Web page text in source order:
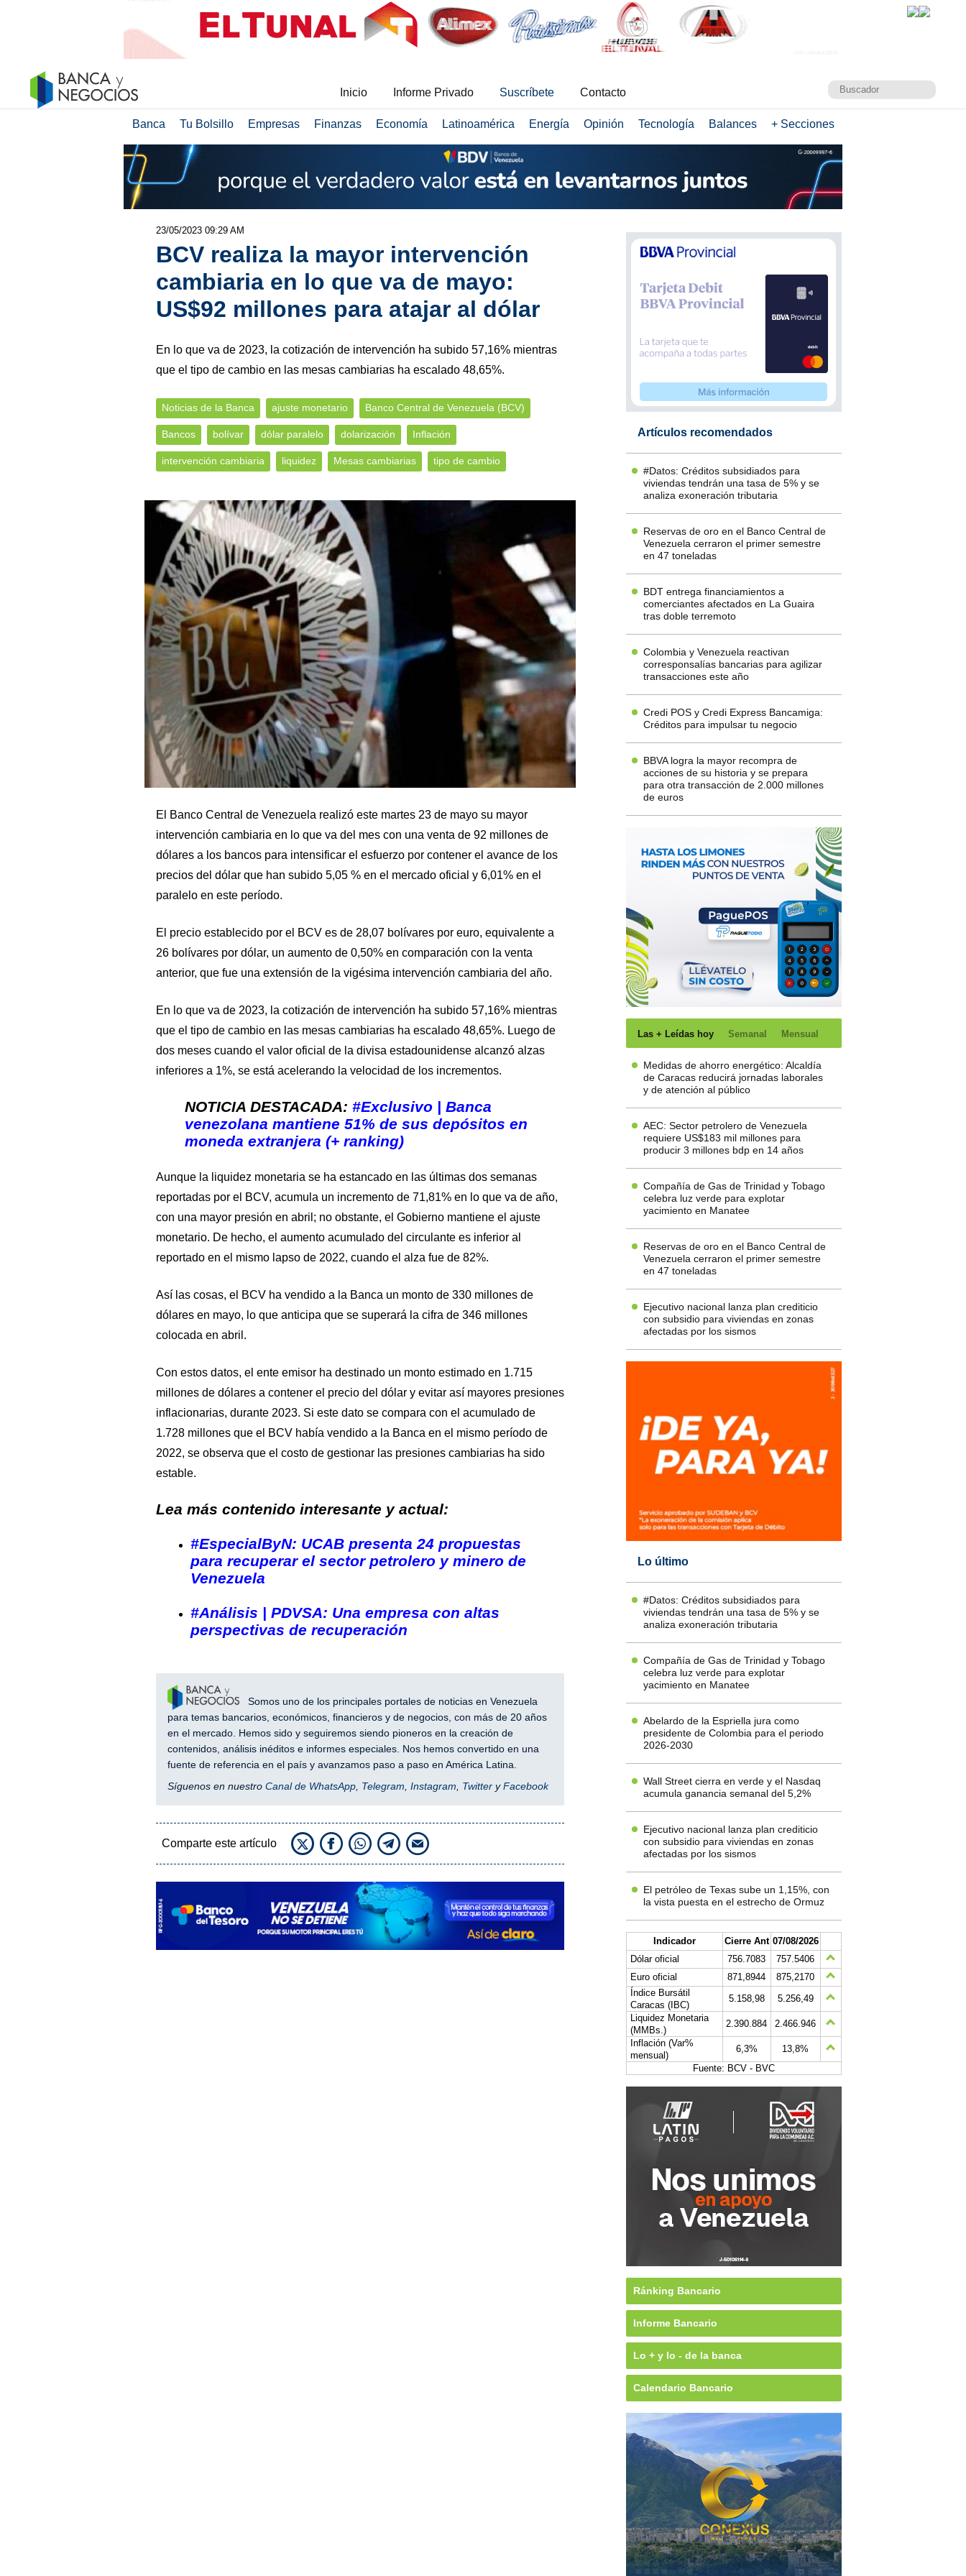
Inicio Informe Privado Suscríbete Contacto
Banca Tu Bolsillo Empresas Finanzas Economía Latinoamérica Energía Opinión Tecnología Balances + Secciones
23/05/2023 09:29 AM
BCV realiza la mayor intervención
cambiaria en lo que va de mayo:
US$92 millones para atajar al dólar
En lo que va de 2023, la cotización de intervención ha subido 57,16% mientras
que el tipo de cambio en las mesas cambiarias ha escalado 48,65%.
Noticias de la Banca ajuste monetario Banco Central de Venezuela (BCV)
Bancos bolívar dólar paralelo dolarización Inflación
intervención cambiaria liquidez Mesas cambiarias tipo de cambio
El Banco Central de Venezuela realizó este martes 23 de mayo su mayor
intervención cambiaria en lo que va del mes con una venta de 92 millones de
dólares a los bancos para intensificar el esfuerzo por contener el avance de los
precios del dólar que han subido 5,05 % en el mercado oficial y 6,01% en el
paralelo en este período.
El precio establecido por el BCV es de 28,07 bolívares por euro, equivalente a
26 bolívares por dólar, un aumento de 0,50% en comparación con la venta
anterior, que fue una extensión de la vigésima intervención cambiaria del año.
En lo que va de 2023, la cotización de intervención ha subido 57,16% mientras
que el tipo de cambio en las mesas cambiarias ha escalado 48,65%. Luego de
dos meses cuando el valor oficial de la divisa estadounidense alcanzó alzas
inferiores a 1%, se está acelerando la velocidad de los incrementos.
NOTICIA DESTACADA: #Exclusivo | Banca
venezolana mantiene 51% de sus depósitos en
moneda extranjera (+ ranking)
Aunque la liquidez monetaria se ha estancado en las últimas dos semanas
reportadas por el BCV, acumula un incremento de 71,81% en lo que va de año,
con una mayor presión en abril; no obstante, el Gobierno mantiene el ajuste
monetario. De hecho, el aumento acumulado del circulante es inferior al
reportado en el mismo lapso de 2022, cuando el alza fue de 82%.
Así las cosas, el BCV ha vendido a la Banca un monto de 330 millones de
dólares en mayo, lo que anticipa que se superará la cifra de 346 millones
colocada en abril.
Con estos datos, el ente emisor ha destinado un monto estimado en 1.715
millones de dólares a contener el precio del dólar y evitar así mayores presiones
inflacionarias, durante 2023. Si este dato se compara con el acumulado de
1.728 millones que el BCV había vendido a la Banca en el mismo período de
2022, se observa que el costo de gestionar las presiones cambiarias ha sido
estable.
Lea más contenido interesante y actual:
#EspecialByN: UCAB presenta 24 propuestas
para recuperar el sector petrolero y minero de
Venezuela
#Análisis | PDVSA: Una empresa con altas
perspectivas de recuperación
Somos uno de los principales portales de noticias en Venezuela
para temas bancarios, económicos, financieros y de negocios, con más de 20 años
en el mercado. Hemos sido y seguiremos siendo pioneros en la creación de
contenidos, análisis inéditos e informes especiales. Nos hemos convertido en una
fuente de referencia en el país y avanzamos paso a paso en América Latina.
Síguenos en nuestro Canal de WhatsApp, Telegram, Instagram, TwitteryFacebook
Comparte este artículo
Artículos recomendados
#Datos: Créditos subsidiados para
viviendas tendrán una tasa de 5% y se
analiza exoneración tributaria
Reservas de oro en el Banco Central de
Venezuela cerraron el primer semestre
en 47 toneladas
BDT entrega financiamientos a
comerciantes afectados en La Guaira
tras doble terremoto
Colombia y Venezuela reactivan
corresponsalías bancarias para agilizar
transacciones este año
Credi POS y Credi Express Bancamiga:
Créditos para impulsar tu negocio
BBVA logra la mayor recompra de
acciones de su historia y se prepara
para otra transacción de 2.000 millones
de euros
Las + Leídas hoy Semanal Mensual
Medidas de ahorro energético: Alcaldía
de Caracas reducirá jornadas laborales
y de atención al público
AEC: Sector petrolero de Venezuela
requiere US$183 mil millones para
producir 3 millones bdp en 14 años
Compañía de Gas de Trinidad y Tobago
celebra luz verde para explotar
yacimiento en Manatee
Reservas de oro en el Banco Central de
Venezuela cerraron el primer semestre
en 47 toneladas
Ejecutivo nacional lanza plan crediticio
con subsidio para viviendas en zonas
afectadas por los sismos
Lo último
#Datos: Créditos subsidiados para
viviendas tendrán una tasa de 5% y se
analiza exoneración tributaria
Compañía de Gas de Trinidad y Tobago
celebra luz verde para explotar
yacimiento en Manatee
Abelardo de la Espriella jura como
presidente de Colombia para el periodo
2026-2030
Wall Street cierra en verde y el Nasdaq
acumula ganancia semanal del 5,2%
Ejecutivo nacional lanza plan crediticio
con subsidio para viviendas en zonas
afectadas por los sismos
El petróleo de Texas sube un 1,15%, con
la vista puesta en el estrecho de Ormuz
Indicador Cierre Ant 07/08/2026
Dólar oficial
756.7083
757.5406
Euro oficial
871,8944
875,2170
Índice Bursátil
Caracas (IBC)
5.158,98
5.256,49
Liquidez Monetaria
(MMBs.)
2.390.884
2.466.946
Inflación (Var%
mensual)
6,3%
13,8%
Fuente: BCV - BVC
Ránking Bancario
Informe Bancario
Lo + y lo - de la banca
Calendario Bancario